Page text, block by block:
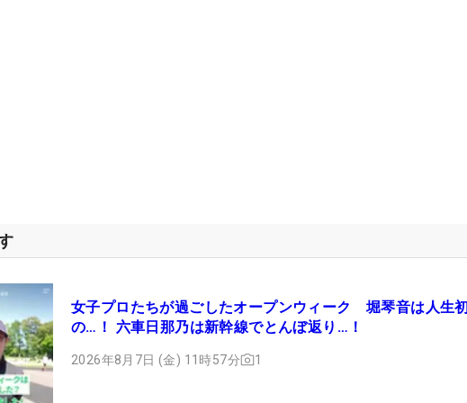
女子プロたちが過ごしたオープンウィーク 堀琴音は人生
の…！ 六車日那乃は新幹線でとんぼ返り…！
2026年8月7日 (金) 11時57分 1